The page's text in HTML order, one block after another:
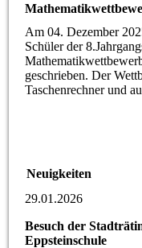
Am 04. Dezember
Schüler der
geschrieben. Der
Taschenrechner und
Neuigkeiten
29.01.2026
Besuch der
Eppsteinschule